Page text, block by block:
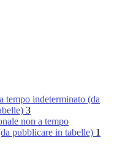
tempo indeterminato (da
3
non a tempo
pubblicare in tabelle) 1